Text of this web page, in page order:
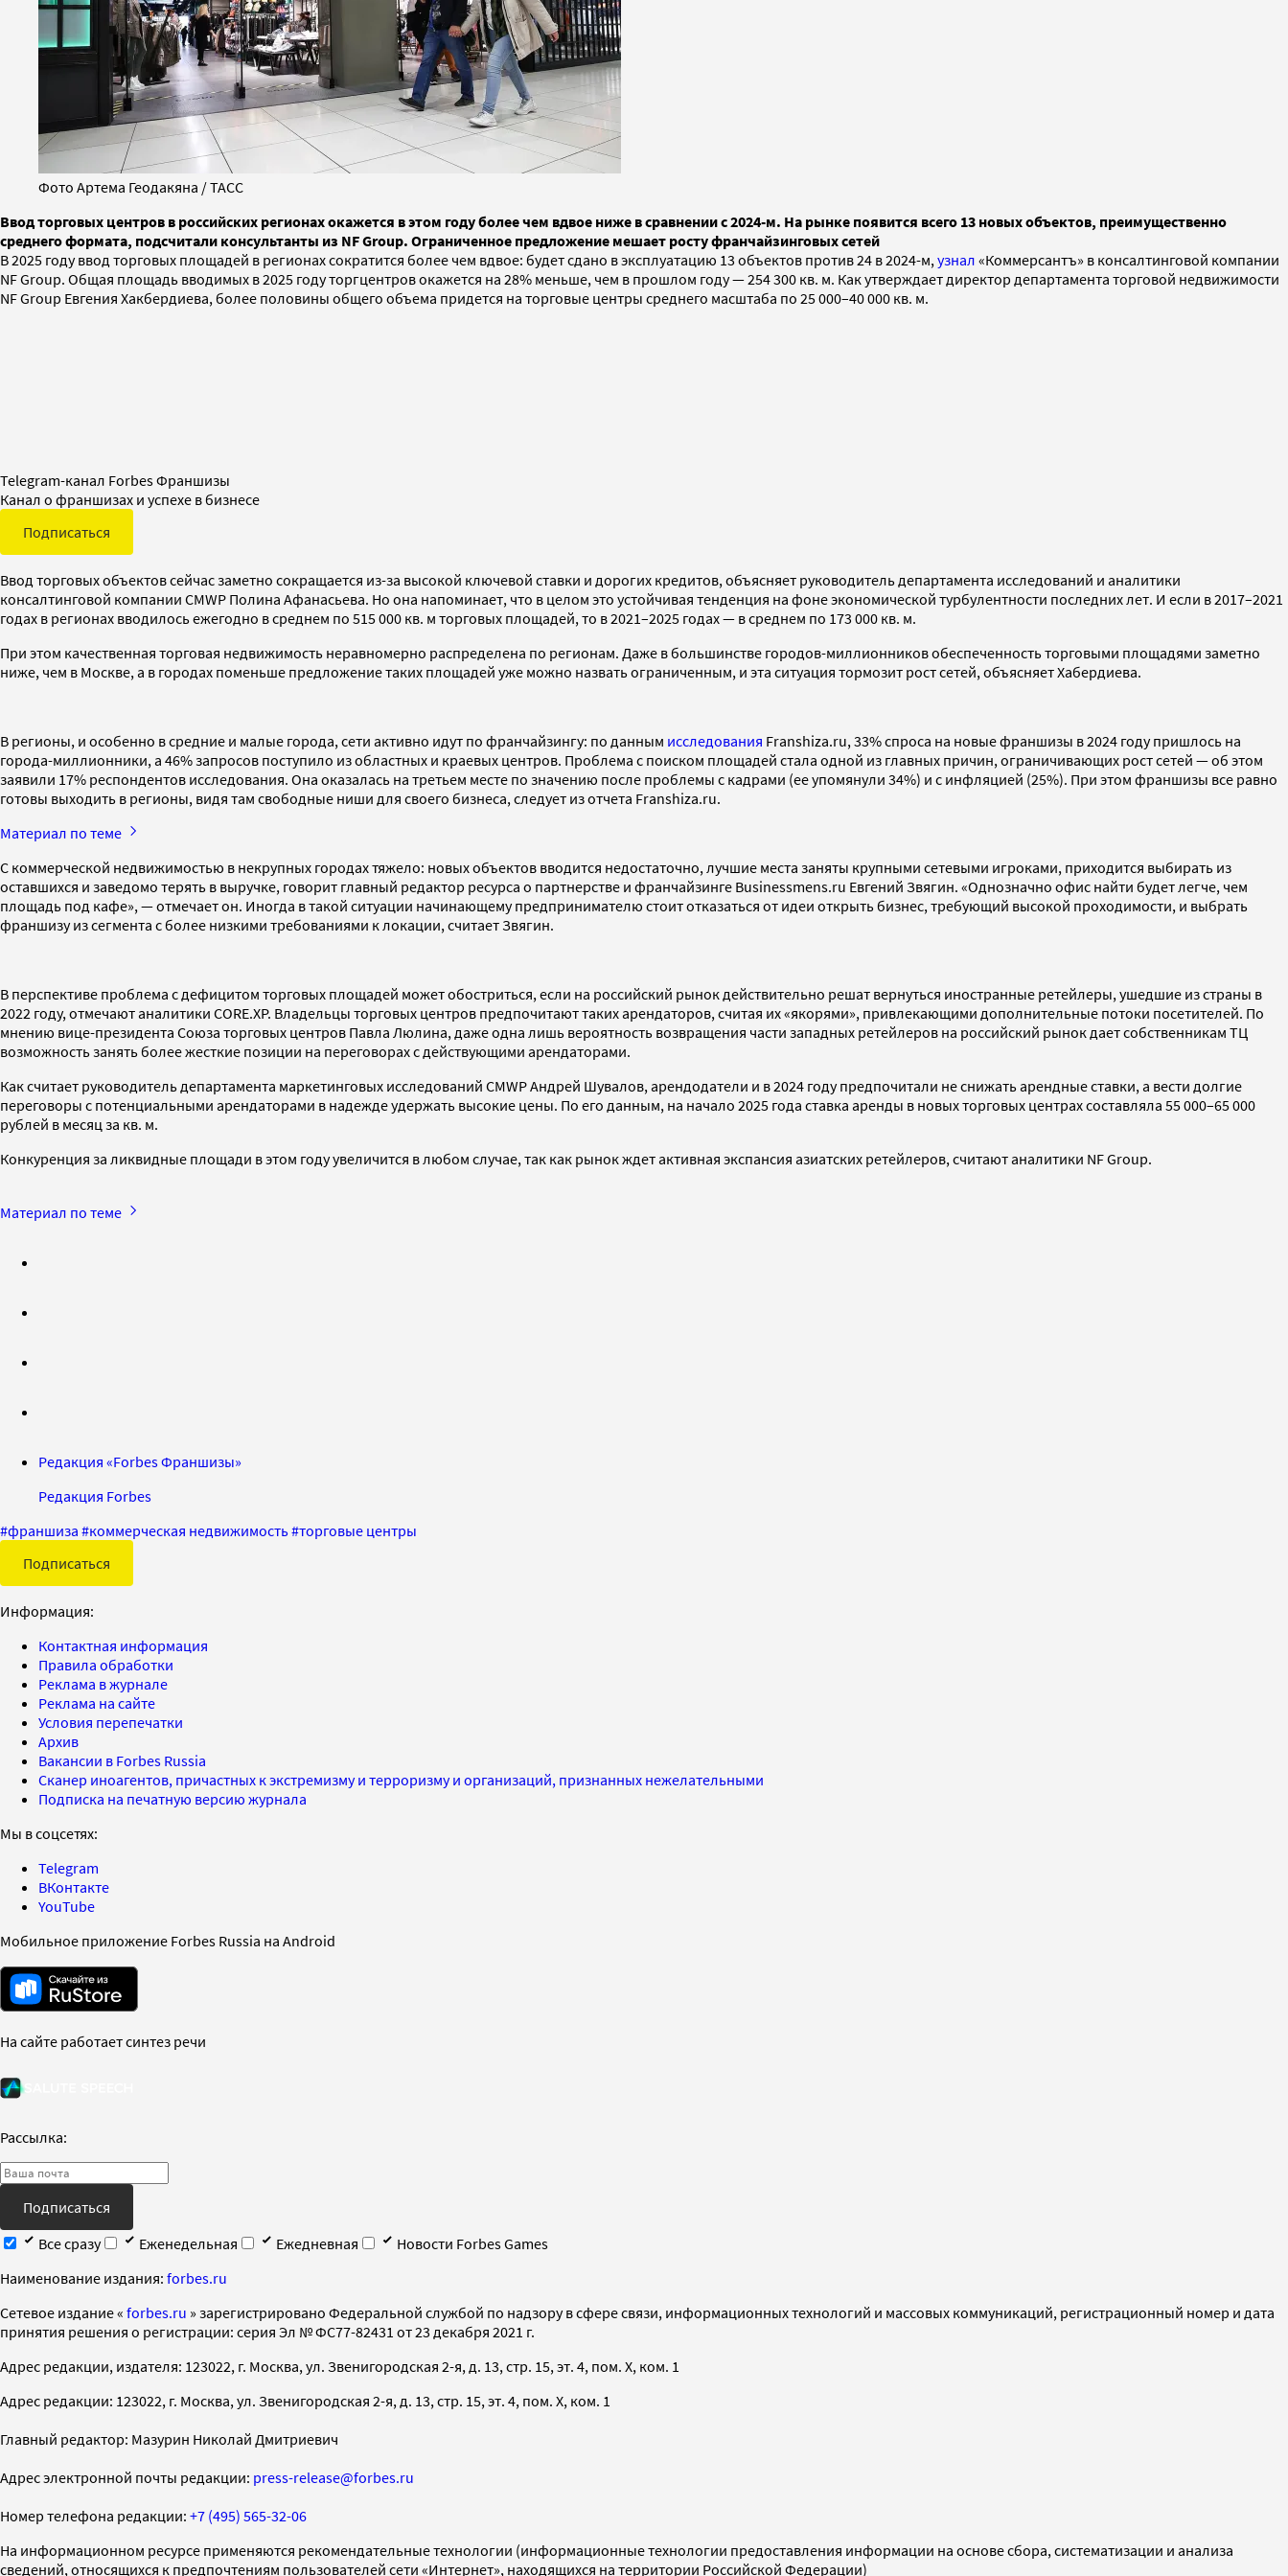
Фото Артема Геодакяна / ТАСС
Ввод торговых центров в российских регионах окажется в этом году более чем вдвое ниже в сравнении с 2024-м. На рынке появится всего 13 новых объектов, преимущественно
среднего формата, подсчитали консультанты из NF Group. Ограниченное предложение мешает росту франчайзинговых сетей
В 2025 году ввод торговых площадей в регионах сократится более чем вдвое: будет сдано в эксплуатацию 13 объектов против 24 в 2024-м, узнал «Коммерсантъ» в консалтинговой компании
NF Group. Общая площадь вводимых в 2025 году торгцентров окажется на 28% меньше, чем в прошлом году — 254 300 кв. м. Как утверждает директор департамента торговой недвижимости
NF Group Евгения Хакбердиева, более половины общего объема придется на торговые центры среднего масштаба по 25 000–40 000 кв. м.
Telegram-канал Forbes Франшизы
Канал о франшизах и успехе в бизнесе
Подписаться
Ввод торговых объектов сейчас заметно сокращается из-за высокой ключевой ставки и дорогих кредитов, объясняет руководитель департамента исследований и аналитики
консалтинговой компании CMWP Полина Афанасьева. Но она напоминает, что в целом это устойчивая тенденция на фоне экономической турбулентности последних лет. И если в 2017–2021
годах в регионах вводилось ежегодно в среднем по 515 000 кв. м торговых площадей, то в 2021–2025 годах — в среднем по 173 000 кв. м.
При этом качественная торговая недвижимость неравномерно распределена по регионам. Даже в большинстве городов-миллионников обеспеченность торговыми площадями заметно
ниже, чем в Москве, а в городах поменьше предложение таких площадей уже можно назвать ограниченным, и эта ситуация тормозит рост сетей, объясняет Хабердиева.
В регионы, и особенно в средние и малые города, сети активно идут по франчайзингу: по данным исследования Franshiza.ru, 33% спроса на новые франшизы в 2024 году пришлось на
города-миллионники, а 46% запросов поступило из областных и краевых центров. Проблема с поиском площадей стала одной из главных причин, ограничивающих рост сетей — об этом
заявили 17% респондентов исследования. Она оказалась на третьем месте по значению после проблемы с кадрами (ее упомянули 34%) и с инфляцией (25%). При этом франшизы все равно
готовы выходить в регионы, видя там свободные ниши для своего бизнеса, следует из отчета Franshiza.ru.
Материал по теме
С коммерческой недвижимостью в некрупных городах тяжело: новых объектов вводится недостаточно, лучшие места заняты крупными сетевыми игроками, приходится выбирать из
оставшихся и заведомо терять в выручке, говорит главный редактор ресурса о партнерстве и франчайзинге Businessmens.ru Евгений Звягин. «Однозначно офис найти будет легче, чем
площадь под кафе», — отмечает он. Иногда в такой ситуации начинающему предпринимателю стоит отказаться от идеи открыть бизнес, требующий высокой проходимости, и выбрать
франшизу из сегмента с более низкими требованиями к локации, считает Звягин.
В перспективе проблема с дефицитом торговых площадей может обостриться, если на российский рынок действительно решат вернуться иностранные ретейлеры, ушедшие из страны в
2022 году, отмечают аналитики CORE.XP. Владельцы торговых центров предпочитают таких арендаторов, считая их «якорями», привлекающими дополнительные потоки посетителей. По
мнению вице-президента Союза торговых центров Павла Люлина, даже одна лишь вероятность возвращения части западных ретейлеров на российский рынок дает собственникам ТЦ
возможность занять более жесткие позиции на переговорах с действующими арендаторами.
Как считает руководитель департамента маркетинговых исследований CMWP Андрей Шувалов, арендодатели и в 2024 году предпочитали не снижать арендные ставки, а вести долгие
переговоры с потенциальными арендаторами в надежде удержать высокие цены. По его данным, на начало 2025 года ставка аренды в новых торговых центрах составляла 55 000–65 000
рублей в месяц за кв. м.
Конкуренция за ликвидные площади в этом году увеличится в любом случае, так как рынок ждет активная экспансия азиатских ретейлеров, считают аналитики NF Group.
Материал по теме
Редакция «Forbes Франшизы»
Редакция Forbes
#франшиза #коммерческая недвижимость#торговые центры
Подписаться
Информация:
Контактная информация
Правила обработки
Реклама в журнале
Реклама на сайте
Условия перепечатки
Архив
Вакансии в Forbes Russia
Сканер иноагентов, причастных к экстремизму и терроризму и организаций, признанных нежелательными
Подписка на печатную версию журнала
Мы в соцсетях:
Telegram
ВКонтакте
YouTube
Мобильное приложение Forbes Russia на Android
На сайте работает синтез речи
Рассылка:
Подписаться
Все сразу
Еженедельная Ежедневная
Новости Forbes Games
Наименование издания: forbes.ru
Cетевое издание « forbes.ru » зарегистрировано Федеральной службой по надзору в сфере связи, информационных технологий и массовых коммуникаций, регистрационный номер и дата
принятия решения о регистрации: серия Эл № ФС77-82431 от 23 декабря 2021 г.
Адрес редакции, издателя: 123022, г. Москва, ул. Звенигородская 2-я, д. 13, стр. 15, эт. 4, пом. X, ком. 1
Адрес редакции: 123022, г. Москва, ул. Звенигородская 2-я, д. 13, стр. 15, эт. 4, пом. X, ком. 1
Главный редактор: Мазурин Николай Дмитриевич
Адрес электронной почты редакции: press-release@forbes.ru
Номер телефона редакции: +7 (495) 565-32-06
На информационном ресурсе применяются рекомендательные технологии (информационные технологии предоставления информации на основе сбора, систематизации и анализа
сведений, относящихся к предпочтениям пользователей сети «Интернет», находящихся на территории Российской Федерации)